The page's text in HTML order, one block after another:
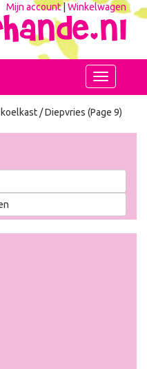
Mijn account|Winkelwagen
Toggle
navigation
/ Diepvries (Page 9)